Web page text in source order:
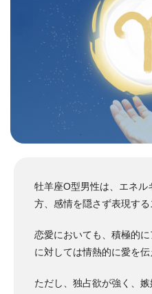
牡羊座O型男性は、エネ
方、感情を隠さず表現する
恋愛においても、積極的
に対しては情熱的に愛を伝
ただし、独占欲が強く、